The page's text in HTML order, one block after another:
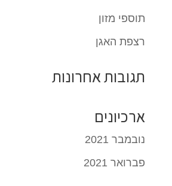
תוספי מזון
רצפת האגן
תגובות אחרונות
ארכיונים
נובמבר 2021
פברואר 2021